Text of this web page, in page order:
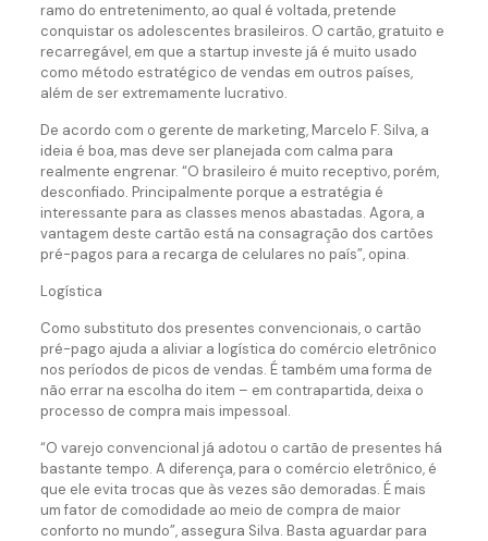
ramo do entretenimento, ao qual é voltada, pretende
conquistar os adolescentes brasileiros. O cartão, gratuito e
recarregável, em que a startup investe já é muito usado
como método estratégico de vendas em outros países,
além de ser extremamente lucrativo.
De acordo com o gerente de marketing, Marcelo F. Silva, a
ideia é boa, mas deve ser planejada com calma para
realmente engrenar. “O brasileiro é muito receptivo, porém,
desconfiado. Principalmente porque a estratégia é
interessante para as classes menos abastadas. Agora, a
vantagem deste cartão está na consagração dos cartões
pré-pagos para a recarga de celulares no país”, opina.
Logística
Como substituto dos presentes convencionais, o cartão
pré-pago ajuda a aliviar a logística do comércio eletrônico
nos períodos de picos de vendas. É também uma forma de
não errar na escolha do item – em contrapartida, deixa o
processo de compra mais impessoal.
“O varejo convencional já adotou o cartão de presentes há
bastante tempo. A diferença, para o comércio eletrônico, é
que ele evita trocas que às vezes são demoradas. É mais
um fator de comodidade ao meio de compra de maior
conforto no mundo”, assegura Silva. Basta aguardar para